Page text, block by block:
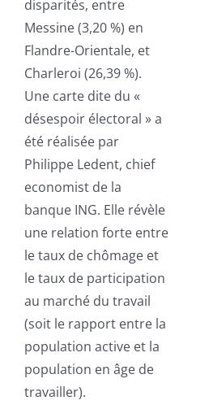
disparités, entre
Messine (3,20 %) en
Flandre-Orientale, et
Charleroi (26,39 %).
Une carte dite du «
désespoir électoral » a
été réalisée par
Philippe Ledent, chief
economist de la
banque ING. Elle révèle
une relation forte entre
le taux de chômage et
le taux de participation
au marché du travail
(soit le rapport entre la
population active et la
population en âge de
travailler).